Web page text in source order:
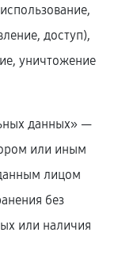
доступ),
уничтожение
данных» —
или иным
лицом
без
или наличия